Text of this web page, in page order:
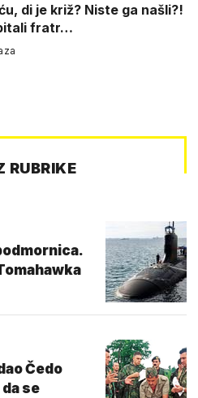
di je križ? Niste ga našli?!
fratr…
RUBRIKE
Čedo
se